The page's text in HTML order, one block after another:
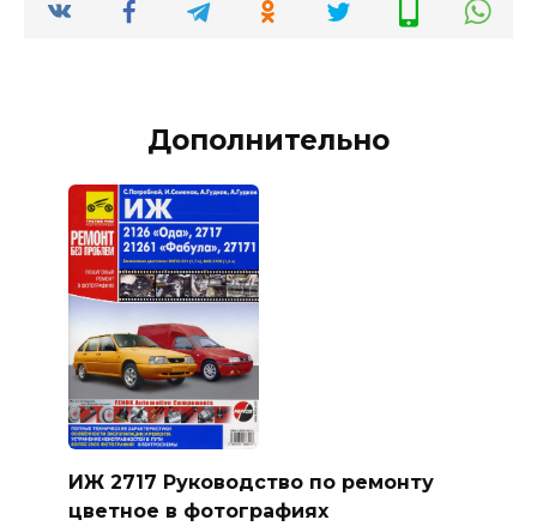
Дополнительно
ИЖ 2717 Руководство по ремонту
цветное в фотографиях